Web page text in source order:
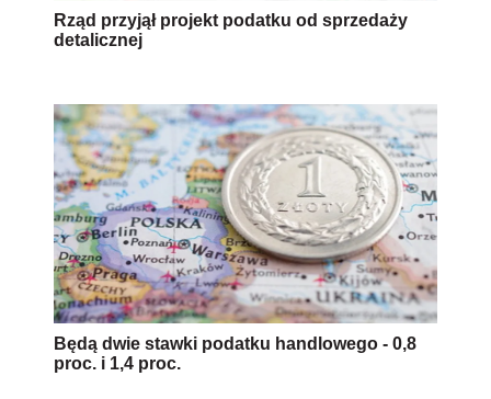
Rząd przyjął projekt podatku od sprzedaży
detalicznej
Będą dwie stawki podatku handlowego - 0,8
proc. i 1,4 proc.